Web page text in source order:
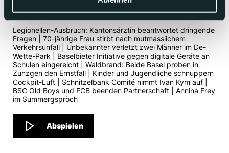
punkt6 vom 04.08.2026
Legionellen-Ausbruch: Kantonsärztin beantwortet dringende
Fragen | 70-jährige Frau stirbt nach mutmasslichem
Verkehrsunfall | Unbekannter verletzt zwei Männer im De-
Wette-Park | Baselbieter Initiative gegen digitale Geräte an
Schulen eingereicht | Waldbrand: Beide Basel proben in
Zunzgen den Ernstfall | Kinder und Jugendliche schnuppern
Cockpit-Luft | Schnitzelbank Comité nimmt Ivan Kym auf |
BSC Old Boys und FCB beenden Partnerschaft | Annina Frey
im Summergspröch
Abspielen